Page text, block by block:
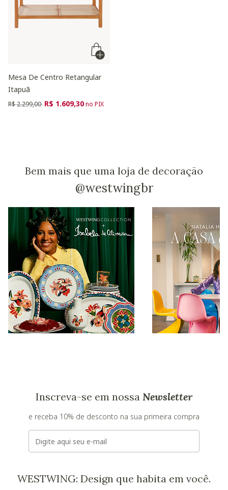
e design;
- Escolha a Mesa Lintz 2.2 Canella e Caramel e crie uma sala de
jantar com personalidade e charme!
Baixe aqui a modelagem 3D do produto
Mesa De Centro Retangular
Itapuã
Preço reduzido de
R$ 2.299,00 para
R$ 1.609,30no PIX
Bem mais que uma loja de decoração
@westwingbr
Inscreva-se em nossa Newsletter
e receba 10% de desconto na sua primeira compra
E-mail
WESTWING: Design que habita em você.